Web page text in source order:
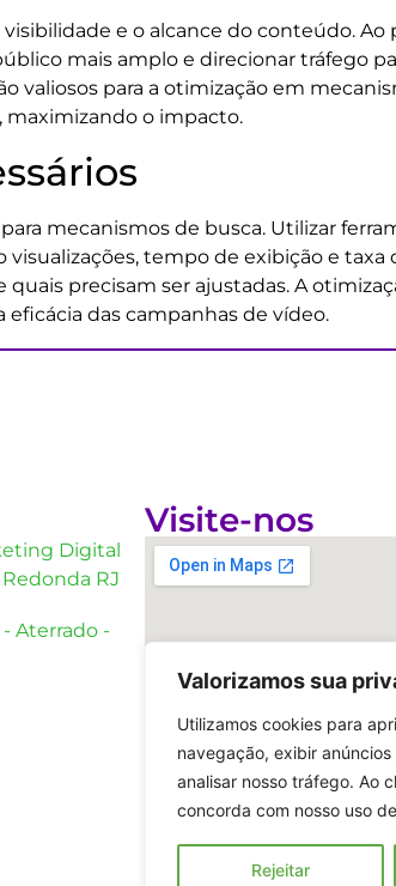
Valorizamos sua
Utilizamos cookies para
navegação, exibir
analisar nosso tráfego. Ao
concorda com nosso uso
Rejeitar
e o alcance do conteúdo. Ao
mais amplo e direcionar tráfego
valiosos para a otimização em
o impacto.
mecanismos de busca. Utilizar
tempo de exibição e taxa
precisam ser ajustadas. A
das campanhas de vídeo.
Digital
RJ
- Aterrado -
Visite-nos